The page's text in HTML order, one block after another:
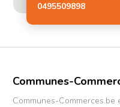
0495509898
Communes-
Communes-